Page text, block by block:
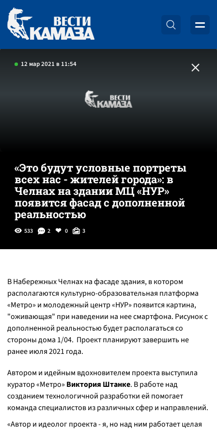
12 мар 2021 в 11:54
«Это будут условные портреты
всех нас - жителей города»: в
Челнах на здании МЦ «НУР»
появится фасад с дополненной
реальностью
533 2 0 3
В Набережных Челнах на фасаде здания, в котором
располагаются культурно-образовательная платформа
«Метро» и молодежный центр «НУР» появится картина,
"оживающая" при наведении на нее смартфона. Рисунок с
дополненной реальностью будет располагаться со
стороны дома 1/04. Проект планируют завершить не
ранее июля 2021 года.
Автором и идейным вдохновителем проекта выступила
куратор «Метро» Виктория Штанке. В работе над
созданием технологичной разработки ей помогает
команда специалистов из различных сфер и направлений.
«Автор и идеолог проекта - я, но над ним работает целая